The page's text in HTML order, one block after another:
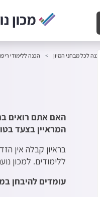
לכל מבחני המיון הכנה ללימודי
האם אתם רואים
המראיין בצעד
בראיון קבלה אין
ללימודים. למכון
עומדים להיבחן